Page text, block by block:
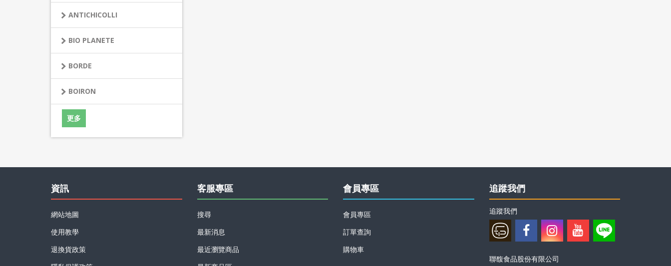
ANTICHICOLLI
BIO PLANETE
BORDE
BOIRON
更多
資訊
網站地圖
使用教學
退換貨政策
客服專區
搜尋
最新消息
最近瀏覽商品
會員專區
會員專區
訂單查詢
購物車
追蹤我們
追蹤我們
聯馥食品股份有限公司